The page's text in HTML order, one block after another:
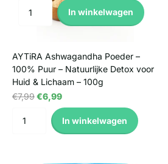
In winkelwagen
AYTiRA Ashwagandha Poeder –
100% Puur – Natuurlijke Detox voor
Huid & Lichaam – 100g
€7,99€6,99
In winkelwagen